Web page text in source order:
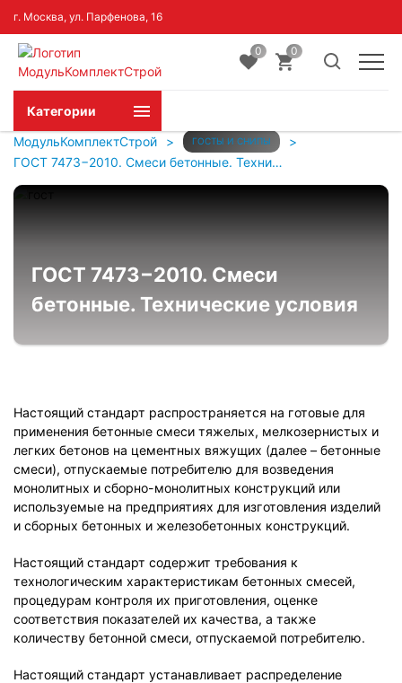
г. Москва, ул. Парфенова, 16
0 0
Категории
МодульКомплектСтрой
> ГОСТЫ И СНИПЫ
>
ГОСТ 7473−2010. Смеси бетонные. Технические условия
ГОСТ 7473−2010. Смеси
бетонные. Технические условия
Настоящий стандарт распространяется на готовые для
применения бетонные смеси тяжелых, мелкозернистых и
легких бетонов на цементных вяжущих (далее – бетонные
смеси), отпускаемые потребителю для возведения
монолитных и сборно-монолитных конструкций или
используемые на предприятиях для изготовления изделий
и сборных бетонных и железобетонных конструкций.
Настоящий стандарт содержит требования к
технологическим характеристикам бетонных смесей,
процедурам контроля их приготовления, оценке
соответствия показателей их качества, а также
количеству бетонной смеси, отпускаемой потребителю.
Настоящий стандарт устанавливает распределение